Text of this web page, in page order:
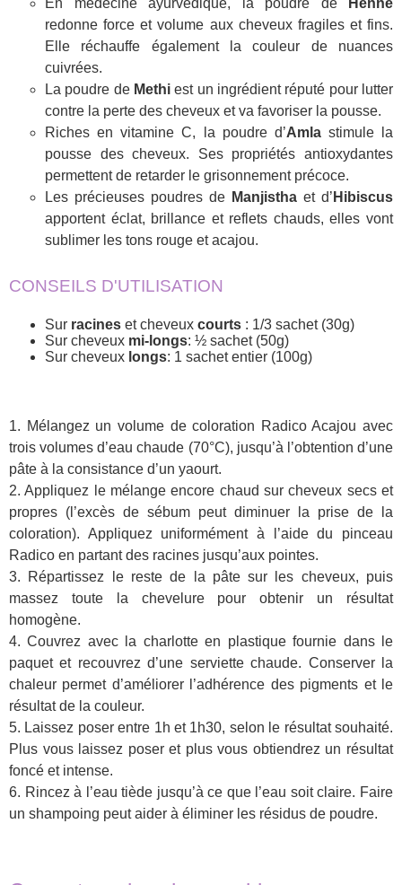
En médecine ayurvédique, la poudre de
Henné
redonne force et volume aux cheveux fragiles et fins.
Elle réchauffe également la couleur de nuances
cuivrées.
La poudre de Methi est un ingrédient réputé pour lutter
contre la perte des cheveux et va favoriser la pousse.
Riches en vitamine C, la poudre d’Amlastimule la
pousse des cheveux. Ses propriétés antioxydantes
permettent de retarder le grisonnement précoce.
Les précieuses poudres de Manjistha et d’ Hibiscus
apportent éclat, brillance et reflets chauds, elles vont
sublimer les tons rouge et acajou.
CONSEILS D'UTILISATION
Sur racines et cheveux courts : 1/3 sachet (30g)
Sur cheveux mi-longs: ½ sachet (50g)
Sur cheveux longs: 1 sachet entier (100g)
1. Mélangez un volume de coloration Radico Acajou avec
trois volumes d’eau chaude (70°C), jusqu’à l’obtention d’une
pâte à la consistance d’un yaourt.
2. Appliquez le mélange encore chaud sur cheveux secs et
propres (l’excès de sébum peut diminuer la prise de la
coloration). Appliquez uniformément à l’aide du pinceau
Radico en partant des racines jusqu’aux pointes.
3. Répartissez le reste de la pâte sur les cheveux, puis
massez toute la chevelure pour obtenir un résultat
homogène.
4. Couvrez avec la charlotte en plastique fournie dans le
paquet et recouvrez d’une serviette chaude. Conserver la
chaleur permet d’améliorer l’adhérence des pigments et le
résultat de la couleur.
5. Laissez poser entre 1h et 1h30, selon le résultat souhaité.
Plus vous laissez poser et plus vous obtiendrez un résultat
foncé et intense.
6. Rincez à l’eau tiède jusqu’à ce que l’eau soit claire. Faire
un shampoing peut aider à éliminer les résidus de poudre.